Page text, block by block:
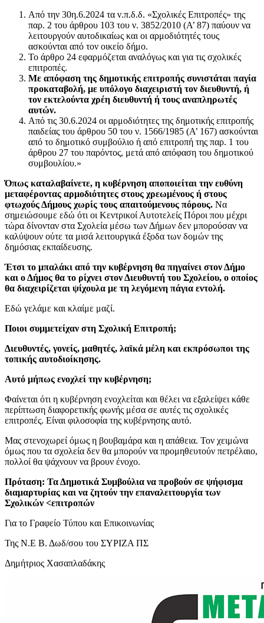
Από την 30η.6.2024 τα ν.π.δ.δ. «Σχολικές Επιτροπές» της
παρ. 2 του άρθρου 103 του ν. 3852/2010 (Α’ 87) παύουν να
λειτουργούν αυτοδικαίως και οι αρμοδιότητές τους
ασκούνται από τον οικείο δήμο.
Το άρθρο 24 εφαρμόζεται αναλόγως και για τις σχολικές
επιτροπές.
Με απόφαση της δημοτικής επιτροπής συνιστάται παγία
προκαταβολή, με υπόλογο διαχειριστή τον διευθυντή, ή
τον εκτελούντα χρέη διευθυντή ή τους αναπληρωτές
αυτών.
Από τις 30.6.2024 οι αρμοδιότητες της δημοτικής επιτροπής
παιδείας του άρθρου 50 του ν. 1566/1985 (Α’ 167) ασκούνται
από το δημοτικό συμβούλιο ή από επιτροπή της παρ. 1 του
άρθρου 27 του παρόντος, μετά από απόφαση του δημοτικού
συμβουλίου.»
Όπως καταλαβαίνετε, η κυβέρνηση αποποιείται την ευθύνη
μεταφέροντας αρμοδιότητες στους χρεωμένους ή στους
φτωχούς Δήμους χωρίς τους απαιτούμενους πόρους. Να
σημειώσουμε εδώ ότι οι Κεντρικοί Αυτοτελείς Πόροι που μέχρι
τώρα δίνονταν στα Σχολεία μέσω των Δήμων δεν μπορούσαν να
καλύψουν ούτε τα μισά λειτουργικά έξοδα των δομών της
δημόσιας εκπαίδευσης.
Έτσι το μπαλάκι από την κυβέρνηση θα πηγαίνει στον Δήμο
και ο Δήμος θα το ρίχνει στον Διευθυντή του Σχολείου, ο οποίος
θα διαχειρίζεται ψίχουλα με τη λεγόμενη πάγια εντολή.
Εδώ γελάμε και κλαίμε μαζί.
Ποιοι συμμετείχαν στη Σχολική Επιτροπή;
Διευθυντές, γονείς, μαθητές, λαϊκά μέλη και εκπρόσωποι της
τοπικής αυτοδιοίκησης.
Αυτό μήπως ενοχλεί την κυβέρνηση;
Φαίνεται ότι η κυβέρνηση ενοχλείται και θέλει να εξαλείψει κάθε
περίπτωση διαφορετικής φωνής μέσα σε αυτές τις σχολικές
επιτροπές. Είναι φιλοσοφία της κυβέρνησης αυτό.
Μας στενοχωρεί όμως η βουβαμάρα και η απάθεια. Τον χειμώνα
όμως που τα σχολεία δεν θα μπορούν να προμηθευτούν πετρέλαιο,
πολλοί θα ψάχνουν να βρουν ένοχο.
Πρόταση: Τα Δημοτικά Συμβούλια να προβούν σε ψήφισμα
διαμαρτυρίας και να ζητούν την επαναλειτουργία των
Σχολικών <επιτροπών
Για το Γραφείο Τύπου και Επικοινωνίας
Της Ν.Ε Β. Δωδ/σου του ΣΥΡΙΖΑ ΠΣ
Δημήτριος Χασαπλαδάκης